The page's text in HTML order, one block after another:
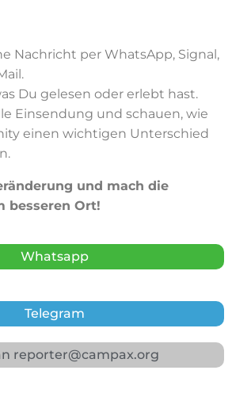
Nachricht per WhatsApp, Signal,
Du gelesen oder erlebt hast.
Einsendung und schauen, wie
einen wichtigen Unterschied
und mach die
besseren Ort!
Whatsapp
Telegram
reporter@campax.org